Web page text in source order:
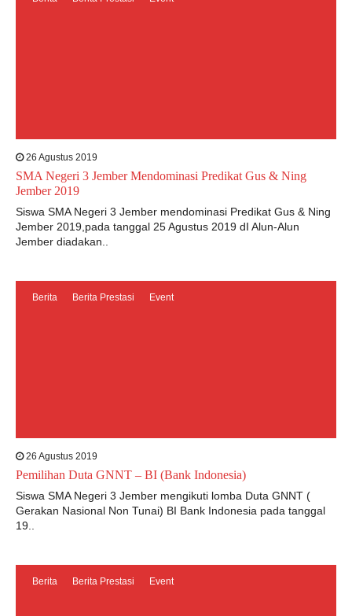
26 Agustus 2019
SMA Negeri 3 Jember Mendominasi Predikat Gus & Ning
Jember 2019
Siswa SMA Negeri 3 Jember mendominasi Predikat Gus & Ning
Jember 2019,pada tanggal 25 Agustus 2019 dI Alun-Alun
Jember diadakan..
Berita Berita Prestasi Event
26 Agustus 2019
Pemilihan Duta GNNT – BI (Bank Indonesia)
Siswa SMA Negeri 3 Jember mengikuti lomba Duta GNNT (
Gerakan Nasional Non Tunai) BI Bank Indonesia pada tanggal
19..
Berita Berita Prestasi Event